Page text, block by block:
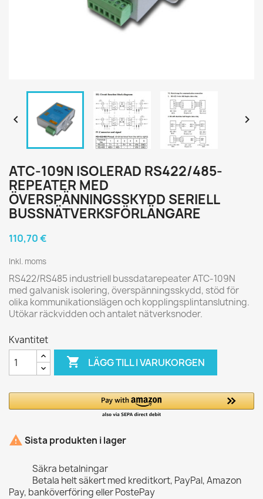
 
ATC-109N ISOLERAD RS422/485-
REPEATER MED
ÖVERSPÄNNINGSSKYDD SERIELL
BUSSNÄTVERKSFÖRLÄNGARE
110,70 €
Inkl. moms
RS422/RS485 industriell bussdatarepeater ATC-109N
med galvanisk isolering, överspänningsskydd, stöd för
olika kommunikationslägen och kopplingsplintanslutning.
Utökar räckvidden och antalet nätverksnoder.
Kvantitet
 LÄGG TILL I VARUKORGEN
 Sista produkten i lager
Säkra betalningar
Betala helt säkert med kreditkort, PayPal, Amazon
Pay, banköverföring eller PostePay